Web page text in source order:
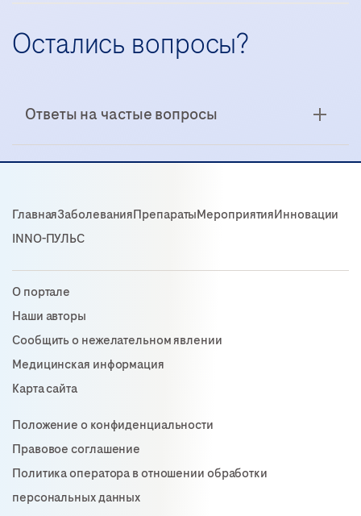
Остались вопросы?
Ответы на частые вопросы
ГлавнаяЗаболеванияПрепаратыМероприятияИнновации
INNO-ПУЛЬС
О портале
Наши авторы
Сообщить о нежелательном явлении
Медицинская информация
Карта сайта
Положение о конфиденциальности
Правовое соглашение
Политика оператора в отношении обработки
персональных данных